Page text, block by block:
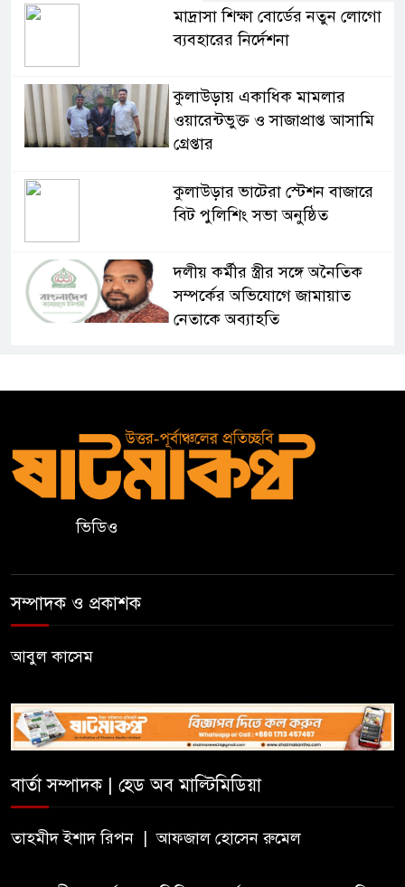
মাদ্রাসা শিক্ষা বোর্ডের নতুন লোগো
ব্যবহারের নির্দেশনা
কুলাউড়ায় একাধিক মামলার
ওয়ারেন্টভুক্ত ও সাজাপ্রাপ্ত আসামি
গ্রেপ্তার
কুলাউড়ার ভাটেরা স্টেশন বাজারে
বিট পুলিশিং সভা অনুষ্ঠিত
দলীয় কর্মীর স্ত্রীর সঙ্গে অনৈতিক
সম্পর্কের অভিযোগে জামায়াত
নেতাকে অব্যাহতি
ট্রাম্পের নতুন নির্বাহী আদেশ
সিলেটে সিভিটেক বিল্ডার্সে বিভিন্ন
পদে জনবল নিয়োগ
ভারতীয় হাই কমিশন
সুরমা নদীর পাড়ে “ISylhet”
নান্দনিকতা,
জুড়ীতে চা শ্রমিকদের এক দফা
ভিডিও
সম্পাদক ও প্রকাশক
আবুল কাসেম
বার্তা সম্পাদক | হেড অব মাল্টিমিডিয়া
তাহমীদ ইশাদ রিপন | আফজাল হোসেন রুমেল